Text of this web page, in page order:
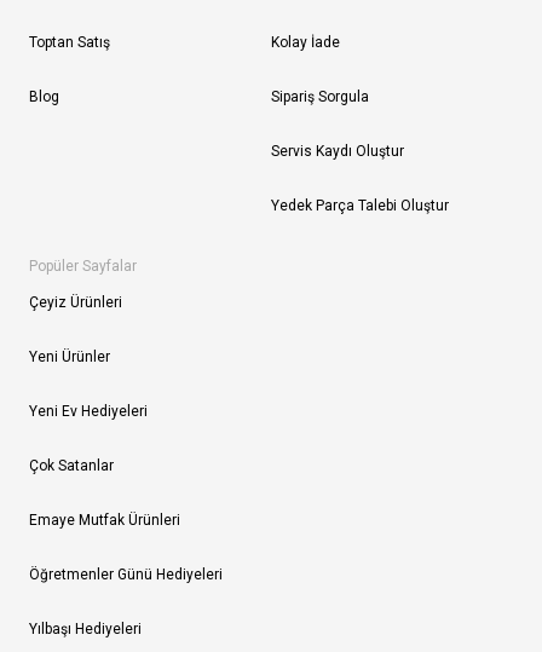
Toptan Satış
Blog
Kolay İade
Sipariş Sorgula
Servis Kaydı Oluştur
Yedek Parça Talebi Oluştur
Popüler Sayfalar
Çeyiz Ürünleri
Yeni Ürünler
Yeni Ev Hediyeleri
Çok Satanlar
Emaye Mutfak Ürünleri
Öğretmenler Günü Hediyeleri
Yılbaşı Hediyeleri